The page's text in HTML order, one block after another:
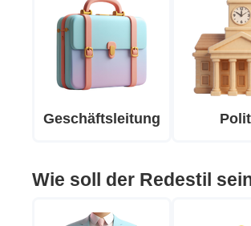
Geschäftsleitung
Wie soll der Redestil